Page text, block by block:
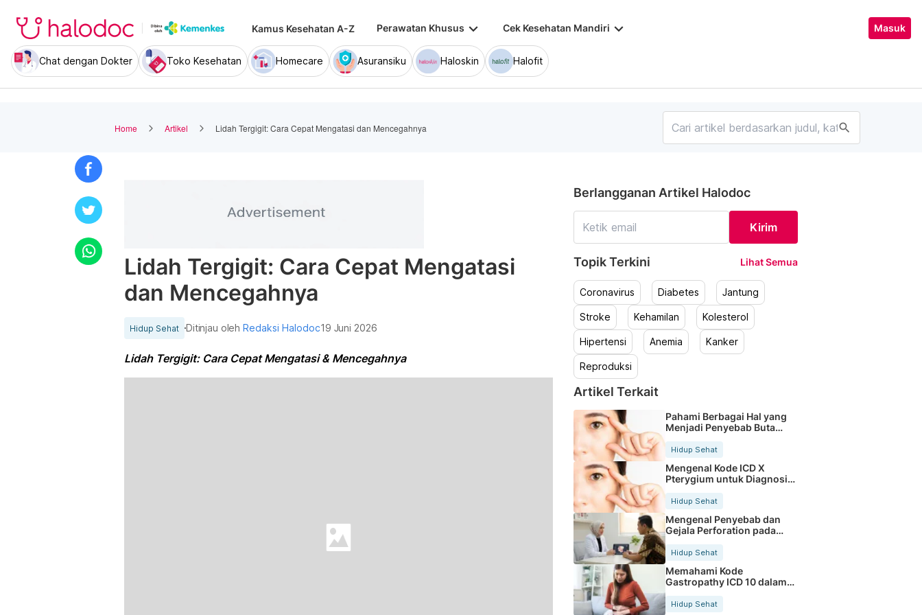
Kamus Kesehatan A-Z Perawatan Khusus keyboard_arrow_down Cek Kesehatan Mandiri keyboard_arrow_down Masuk
Chat dengan Dokter Toko Kesehatan Homecare Asuransiku Haloskin Halofit
Home Artikel Lidah Tergigit: Cara Cepat Mengatasi dan Mencegahnya search
Lidah Tergigit: Cara Cepat Mengatasi
dan Mencegahnya
Hidup Sehat Ditinjau olehRedaksi Halodoc19 Juni 2026
Lidah Tergigit: Cara Cepat Mengatasi & Mencegahnya
Berlangganan Artikel Halodoc
Kirim
Topik Terkini Lihat Semua
Coronavirus Diabetes Jantung
Stroke Kehamilan Kolesterol
Hipertensi Anemia Kanker
Reproduksi
Artikel Terkait
Pahami Berbagai Hal yang
Menjadi Penyebab Buta
Hidup Sehat
Mengenal Kode ICD X
Pterygium untuk Diagnosis
Hidup Sehat
Mengenal Penyebab dan
Gejala Perforation pada
Tubuh
Hidup Sehat
Memahami Kode
Gastropathy ICD 10 dalam
Rekam Medis Pasien
Hidup Sehat